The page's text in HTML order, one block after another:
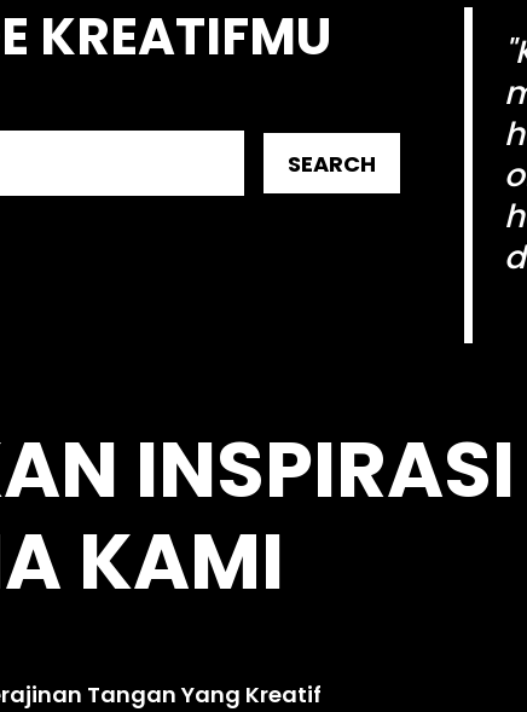
KREATIFMU
SEARCH
KAMI
Tangan Yang Kreatif